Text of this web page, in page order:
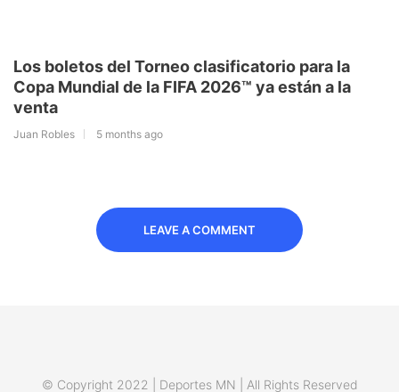
Los boletos del Torneo clasificatorio para la
Copa Mundial de la FIFA 2026™ ya están a la
venta
Juan Robles 5 months ago
LEAVE A COMMENT
© Copyright 2022 | Deportes MN | All Rights Reserved